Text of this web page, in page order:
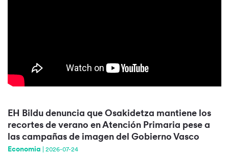
EH Bildu denuncia que Osakidetza mantiene los
recortes de verano en Atención Primaria pese a
las campañas de imagen del Gobierno Vasco
Economia 2026-07-24